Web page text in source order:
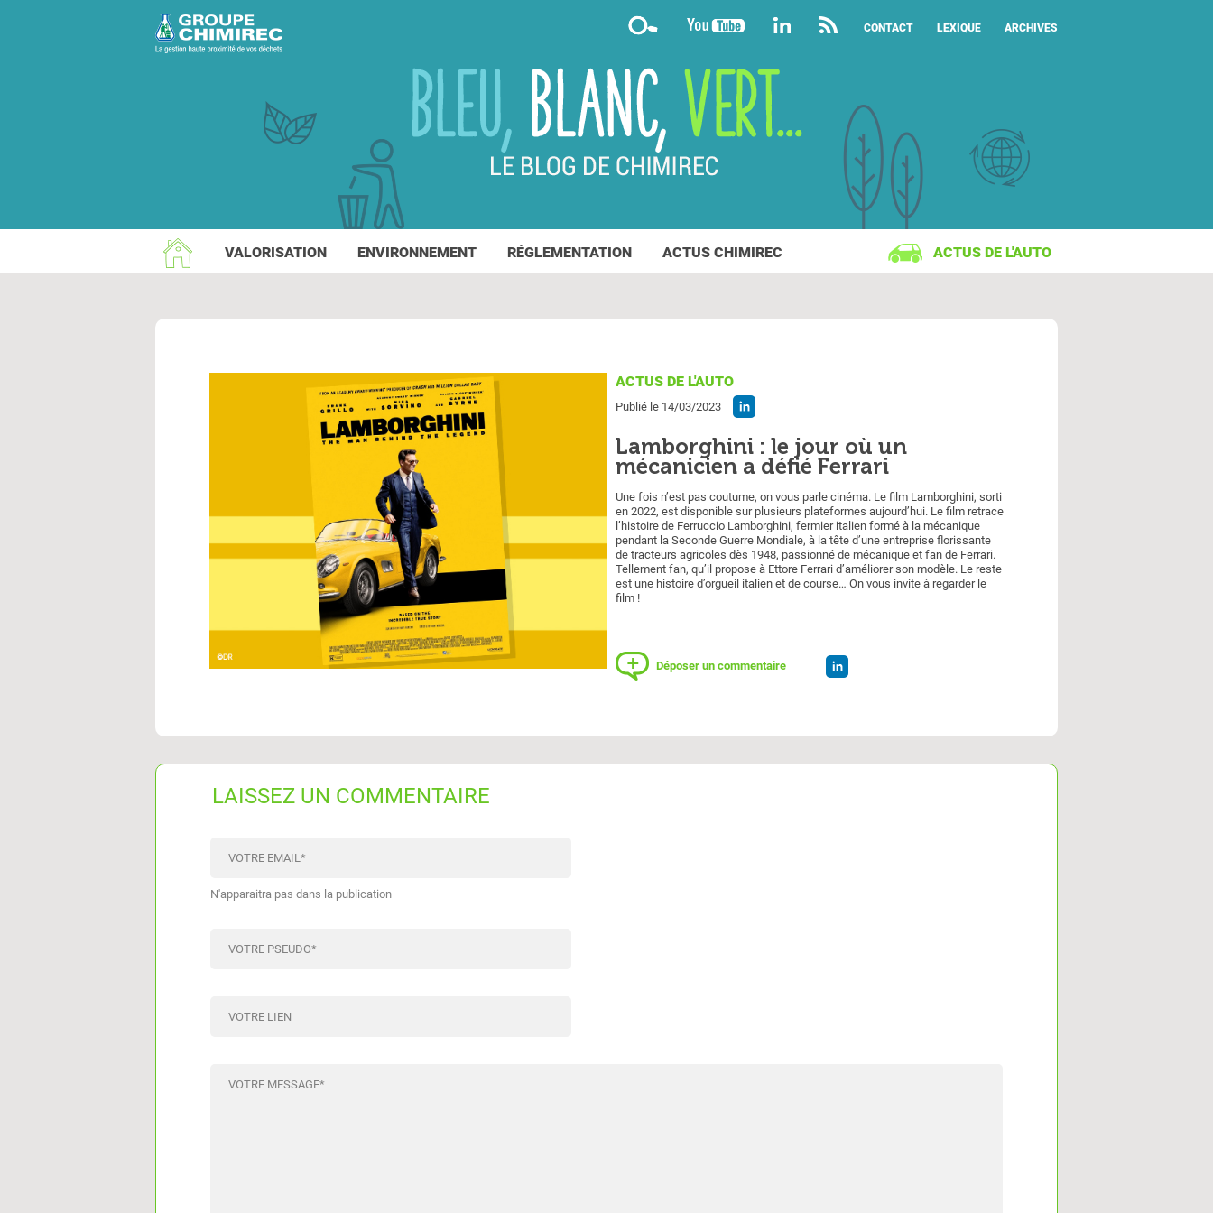
ACTUS DE L'AUTO
Publié le 14/03/2023
Lamborghini : le jour où un
mécanicien a défié Ferrari
Une fois n’est pas coutume, on vous parle cinéma. Le film Lamborghini, sorti
en 2022, est disponible sur plusieurs plateformes aujourd’hui. Le film retrace
l’histoire de Ferruccio Lamborghini, fermier italien formé à la mécanique
pendant la Seconde Guerre Mondiale, à la tête d’une entreprise florissante
de tracteurs agricoles dès 1948, passionné de mécanique et fan de Ferrari.
Tellement fan, qu’il propose à Ettore Ferrari d’améliorer son modèle. Le reste
est une histoire d’orgueil italien et de course… On vous invite à regarder le
film !
Déposer un commentaire
LAISSEZ UN COMMENTAIRE
VOTRE EMAIL*
N'apparaitra pas dans la publication
VOTRE PSEUDO*
VOTRE LIEN
VOTRE MESSAGE*
CONTACT LEXIQUE ARCHIVES
VALORISATION ENVIRONNEMENT RÉGLEMENTATION ACTUS CHIMIREC ACTUS DE L'AUTO